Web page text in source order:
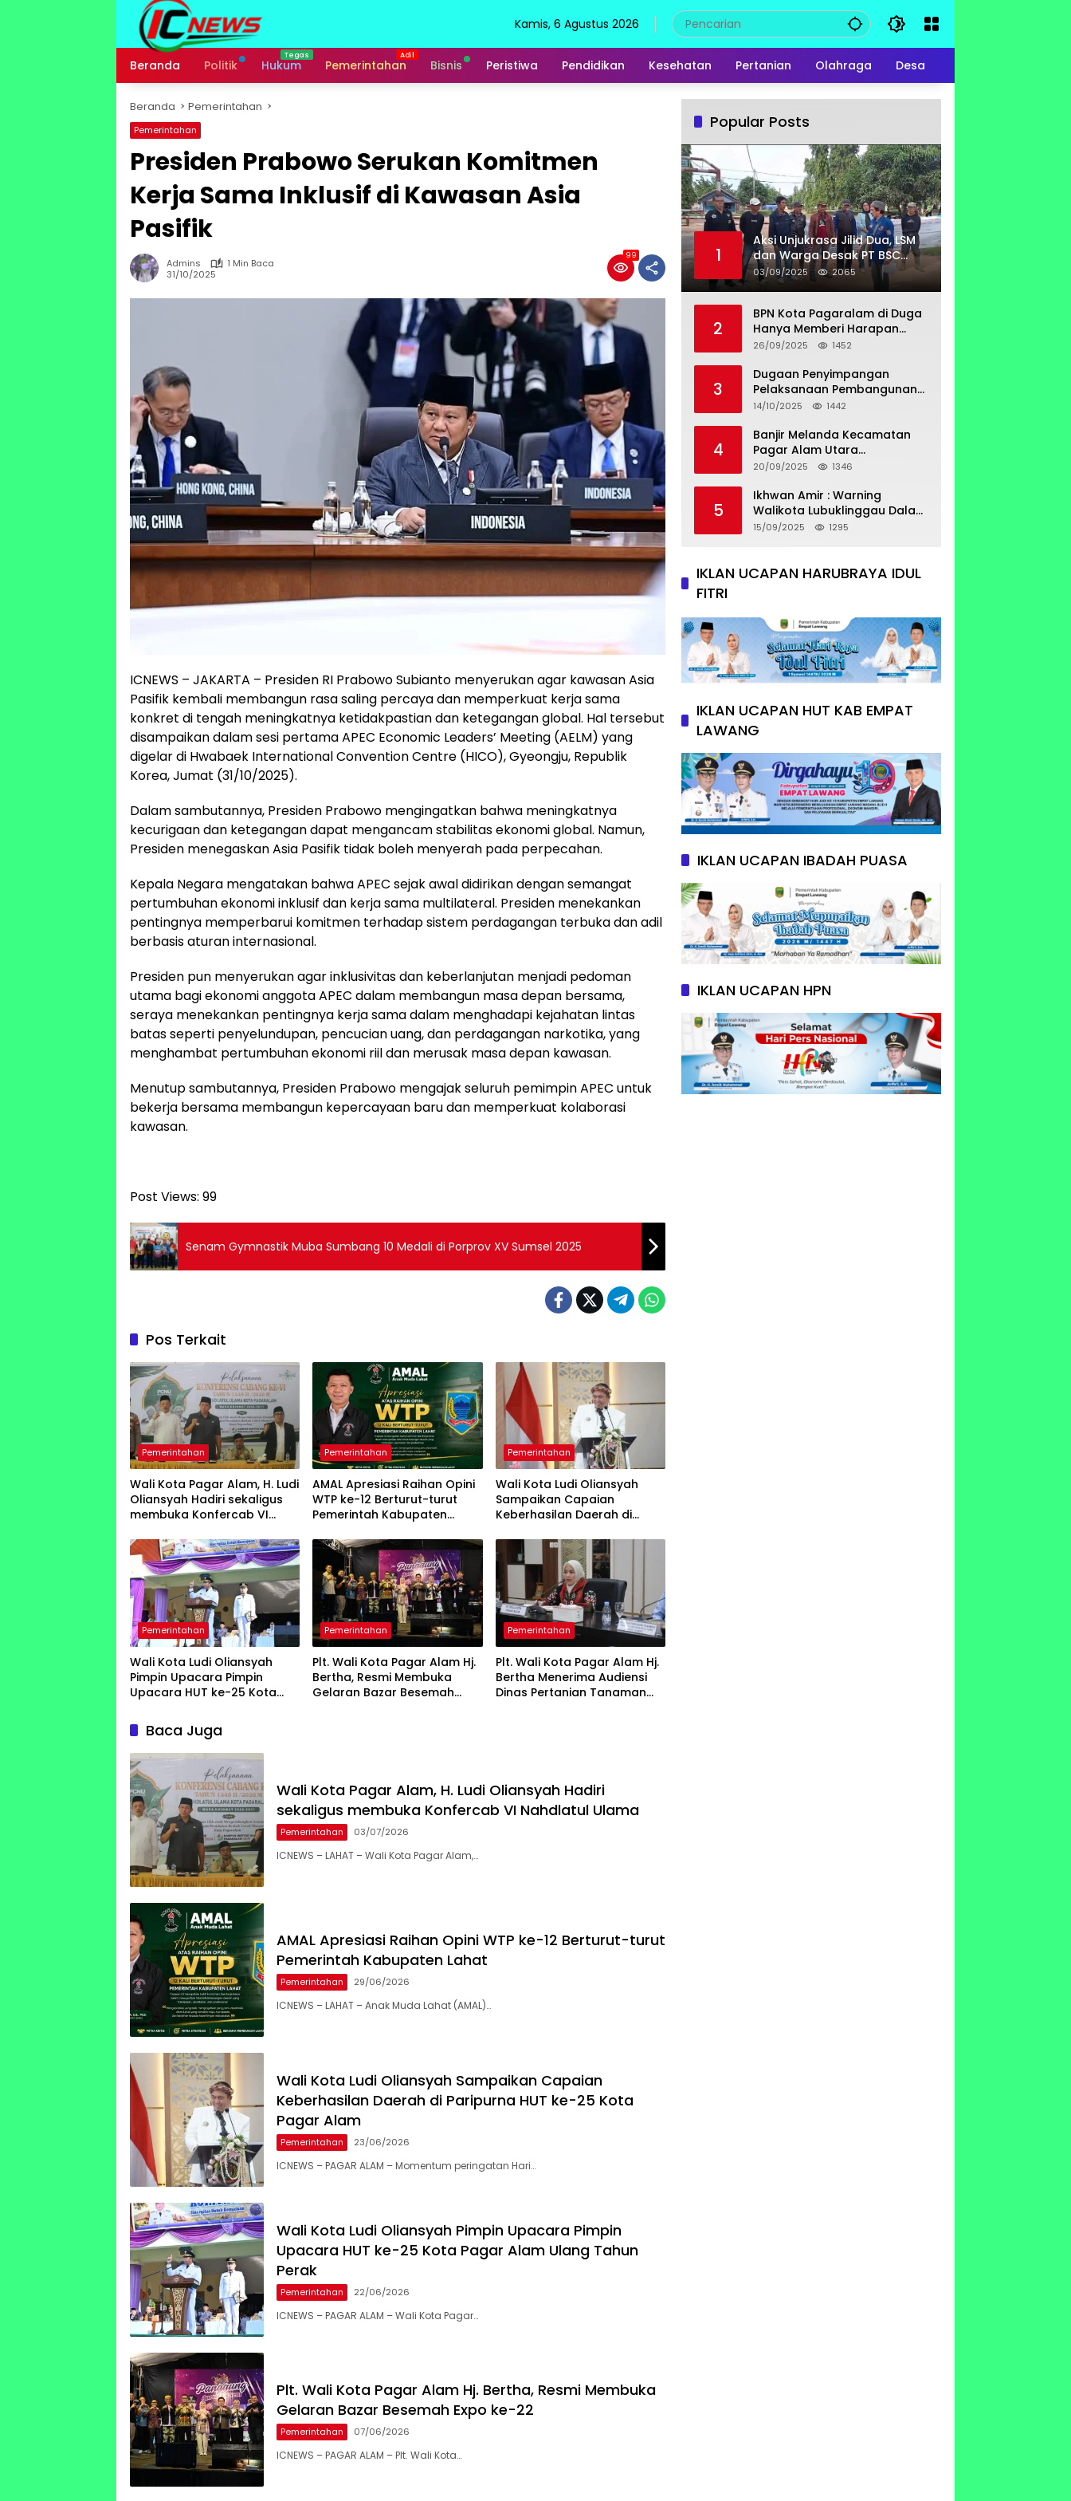
Kamis, 6 Agustus 2026
Beranda Politik Hukum Pemerintahan Bisnis Peristiwa Pendidikan Kesehatan Pertanian Olahraga Desa
Beranda Pemerintahan
Pemerintahan
Presiden Prabowo Serukan Komitmen
Kerja Sama Inklusif di Kawasan Asia
Pasifik
Admins
1 Min Baca
31/10/2025
99
ICNEWS – JAKARTA – Presiden RI Prabowo Subianto menyerukan agar kawasan Asia
Pasifik kembali membangun rasa saling percaya dan memperkuat kerja sama
konkret di tengah meningkatnya ketidakpastian dan ketegangan global. Hal tersebut
disampaikan dalam sesi pertama APEC Economic Leaders’ Meeting (AELM) yang
digelar di Hwabaek International Convention Centre (HICO), Gyeongju, Republik
Korea, Jumat (31/10/2025).
Dalam sambutannya, Presiden Prabowo mengingatkan bahwa meningkatnya
kecurigaan dan ketegangan dapat mengancam stabilitas ekonomi global. Namun,
Presiden menegaskan Asia Pasifik tidak boleh menyerah pada perpecahan.
Kepala Negara mengatakan bahwa APEC sejak awal didirikan dengan semangat
pertumbuhan ekonomi inklusif dan kerja sama multilateral. Presiden menekankan
pentingnya memperbarui komitmen terhadap sistem perdagangan terbuka dan adil
berbasis aturan internasional.
Presiden pun menyerukan agar inklusivitas dan keberlanjutan menjadi pedoman
utama bagi ekonomi anggota APEC dalam membangun masa depan bersama,
seraya menekankan pentingnya kerja sama dalam menghadapi kejahatan lintas
batas seperti penyelundupan, pencucian uang, dan perdagangan narkotika, yang
menghambat pertumbuhan ekonomi riil dan merusak masa depan kawasan.
Menutup sambutannya, Presiden Prabowo mengajak seluruh pemimpin APEC untuk
bekerja bersama membangun kepercayaan baru dan memperkuat kolaborasi
kawasan.
Post Views: 99
Senam Gymnastik Muba Sumbang 10 Medali di Porprov XV Sumsel 2025
Pos Terkait
Pemerintahan
Wali Kota Pagar Alam, H. Ludi
Oliansyah Hadiri sekaligus
membuka Konfercab VI
Pemerintahan
AMAL Apresiasi Raihan Opini
WTP ke-12 Berturut-turut
Pemerintah Kabupaten
Pemerintahan
Wali Kota Ludi Oliansyah
Sampaikan Capaian
Keberhasilan Daerah di
Pagar Alam
Pemerintahan
Wali Kota Ludi Oliansyah
Pimpin Upacara Pimpin
Upacara HUT ke-25 Kota
Perak
Pemerintahan
Plt. Wali Kota Pagar Alam Hj.
Bertha, Resmi Membuka
Gelaran Bazar Besemah
Pemerintahan
Plt. Wali Kota Pagar Alam Hj.
Bertha Menerima Audiensi
Dinas Pertanian Tanaman
Baca Juga
Wali Kota Pagar Alam, H. Ludi Oliansyah Hadiri
sekaligus membuka Konfercab VI Nahdlatul Ulama
Pemerintahan 03/07/2026
ICNEWS – LAHAT – Wali Kota Pagar Alam,…
AMAL Apresiasi Raihan Opini WTP ke-12 Berturut-turut
Pemerintah Kabupaten Lahat
Pemerintahan 29/06/2026
ICNEWS – LAHAT – Anak Muda Lahat (AMAL)…
Wali Kota Ludi Oliansyah Sampaikan Capaian
Keberhasilan Daerah di Paripurna HUT ke-25 Kota
Pagar Alam
Pemerintahan 23/06/2026
ICNEWS – PAGAR ALAM – Momentum peringatan Hari…
Wali Kota Ludi Oliansyah Pimpin Upacara Pimpin
Upacara HUT ke-25 Kota Pagar Alam Ulang Tahun
Perak
Pemerintahan 22/06/2026
ICNEWS – PAGAR ALAM – Wali Kota Pagar…
Plt. Wali Kota Pagar Alam Hj. Bertha, Resmi Membuka
Gelaran Bazar Besemah Expo ke-22
Pemerintahan 07/06/2026
ICNEWS – PAGAR ALAM – Plt. Wali Kota…
Popular Posts
1
Aksi Unjukrasa Jilid Dua, LSM
dan Warga Desak PT BSC
Bayar Lahan Milik Untung
Suropati
03/09/2025 2065
2
BPN Kota Pagaralam di Duga
Hanya Memberi Harapan
Kurang Tanggap Terkait
26/09/2025 1452
3
Dugaan Penyimpangan
Pelaksanaan Pembangunan
Prasarana Utilitas
14/10/2025 1442
4
Banjir Melanda Kecamatan
Pagar Alam Utara
Pemerintahan Luber Belum
20/09/2025 1346
5
Ikhwan Amir : Warning
Walikota Lubuklinggau Dalam
Pengangkatan Staf Khusus
15/09/2025 1295
IKLAN UCAPAN HARUBRAYA IDUL
FITRI
IKLAN UCAPAN HUT KAB EMPAT
LAWANG
IKLAN UCAPAN IBADAH PUASA
IKLAN UCAPAN HPN